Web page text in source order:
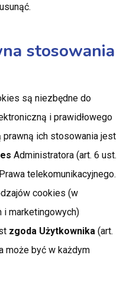
stosowania
są niezbędne do
i prawidłowego
prawną ich stosowania jest
Administratora (art. 6 ust.
telekomunikacyjnego.
cookies (w
i marketingowych)
zgoda Użytkownika (art.
może być w każdym